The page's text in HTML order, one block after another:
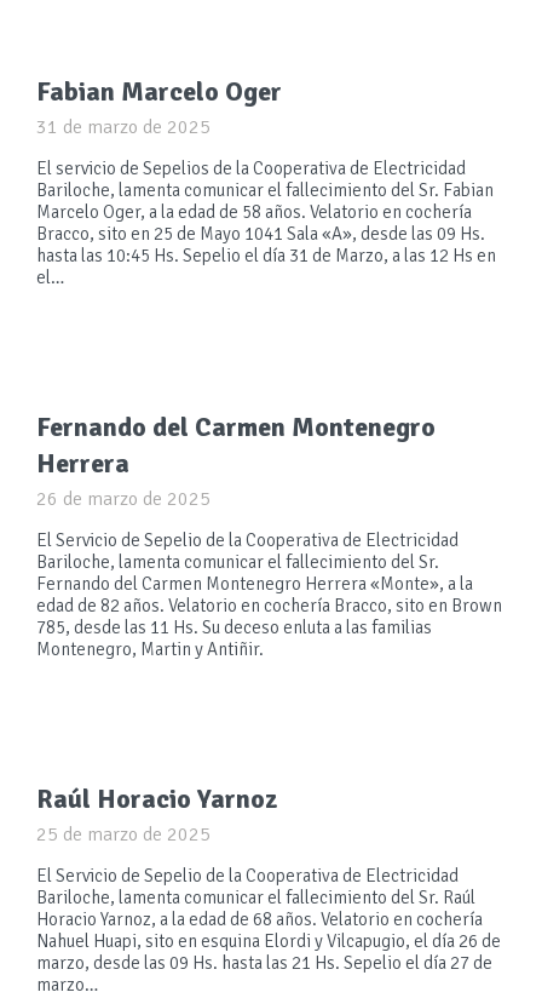
Fabian Marcelo Oger
31 de marzo de 2025
El servicio de Sepelios de la Cooperativa de Electricidad
Bariloche, lamenta comunicar el fallecimiento del Sr. Fabian
Marcelo Oger, a la edad de 58 años. Velatorio en cochería
Bracco, sito en 25 de Mayo 1041 Sala «A», desde las 09 Hs.
hasta las 10:45 Hs. Sepelio el día 31 de Marzo, a las 12 Hs en
el…
Fernando del Carmen Montenegro
Herrera
26 de marzo de 2025
El Servicio de Sepelio de la Cooperativa de Electricidad
Bariloche, lamenta comunicar el fallecimiento del Sr.
Fernando del Carmen Montenegro Herrera «Monte», a la
edad de 82 años. Velatorio en cochería Bracco, sito en Brown
785, desde las 11 Hs. Su deceso enluta a las familias
Montenegro, Martin y Antiñir.
Raúl Horacio Yarnoz
25 de marzo de 2025
El Servicio de Sepelio de la Cooperativa de Electricidad
Bariloche, lamenta comunicar el fallecimiento del Sr. Raúl
Horacio Yarnoz, a la edad de 68 años. Velatorio en cochería
Nahuel Huapi, sito en esquina Elordi y Vilcapugio, el día 26 de
marzo, desde las 09 Hs. hasta las 21 Hs. Sepelio el día 27 de
marzo…